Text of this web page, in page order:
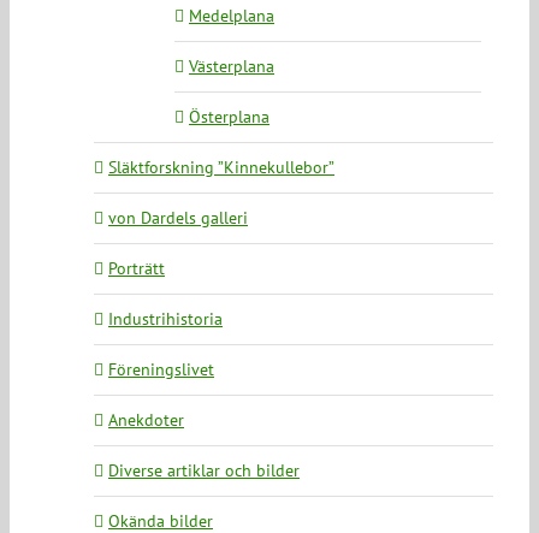
Medelplana
Västerplana
Österplana
Släktforskning ”Kinnekullebor”
von Dardels galleri
Porträtt
Industrihistoria
Föreningslivet
Anekdoter
Diverse artiklar och bilder
Okända bilder